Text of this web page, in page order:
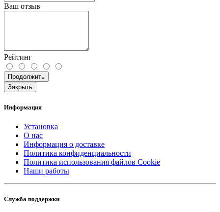
Ваш отзыв
Рейтинг
Продолжить
Закрыть
Информация
Установка
О нас
Информация о доставке
Политика конфиденциальности
Политика использования файлов Cookie
Наши работы
Служба поддержки